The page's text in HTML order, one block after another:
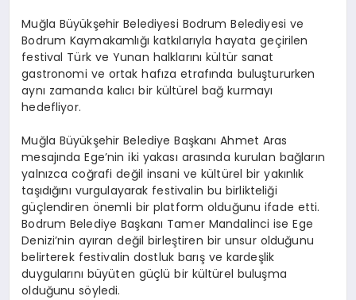
Muğla Büyükşehir Belediyesi Bodrum Belediyesi ve
Bodrum Kaymakamlığı katkılarıyla hayata geçirilen
festival Türk ve Yunan halklarını kültür sanat
gastronomi ve ortak hafıza etrafında buluştururken
aynı zamanda kalıcı bir kültürel bağ kurmayı
hedefliyor.
Muğla Büyükşehir Belediye Başkanı Ahmet Aras
mesajında Ege’nin iki yakası arasında kurulan bağların
yalnızca coğrafi değil insani ve kültürel bir yakınlık
taşıdığını vurgulayarak festivalin bu birlikteliği
güçlendiren önemli bir platform olduğunu ifade etti.
Bodrum Belediye Başkanı Tamer Mandalinci ise Ege
Denizi’nin ayıran değil birleştiren bir unsur olduğunu
belirterek festivalin dostluk barış ve kardeşlik
duygularını büyüten güçlü bir kültürel buluşma
olduğunu söyledi.